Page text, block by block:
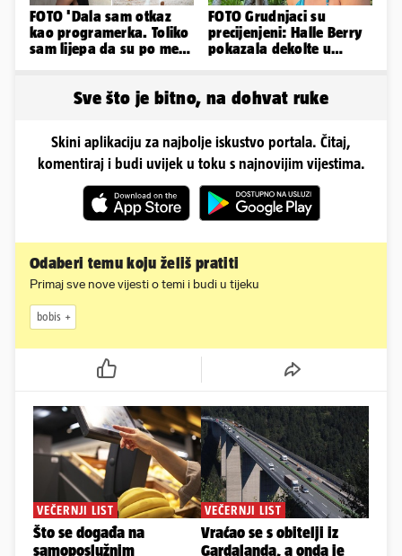
FOTO 'Dala sam otkaz
kao programerka. Toliko
sam lijepa da su po meni
FOTO Grudnjaci su
precijenjeni: Halle Berry
pokazala dekolte u
Sve što je bitno, na dohvat ruke
Skini aplikaciju za najbolje iskustvo portala. Čitaj,
komentiraj i budi uvijek u toku s najnovijim vijestima.
Odaberi temu koju želiš pratiti
Primaj sve nove vijesti o temi i budi u tijeku
bobis